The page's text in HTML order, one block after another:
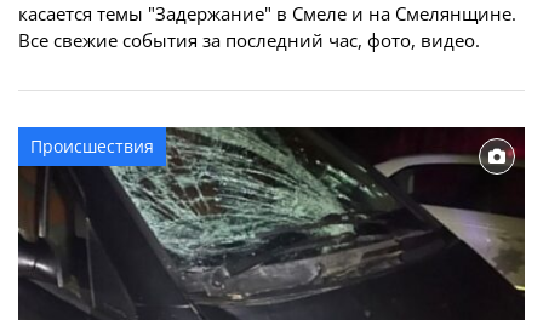
касается темы "Задержание" в Смеле и на Смелянщине.
Все свежие события за последний час, фото, видео.
Происшествия